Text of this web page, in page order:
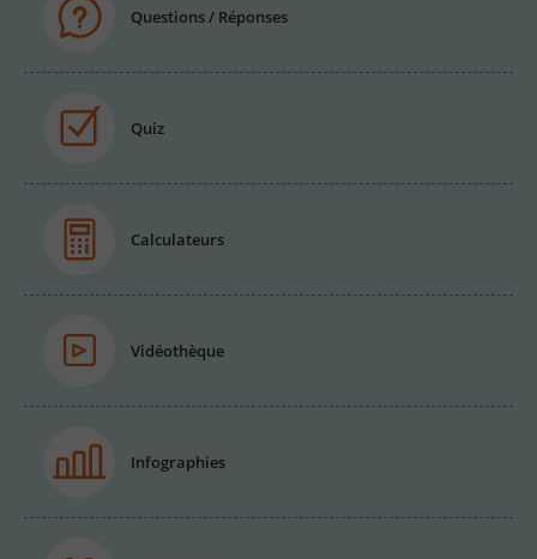
Questions / Réponses
Quiz
Calculateurs
Vidéothèque
Infographies